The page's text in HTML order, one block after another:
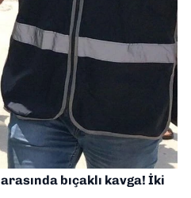
bıçaklı kavga! İki